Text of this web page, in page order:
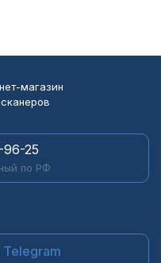
магазин
25
по РФ
Telegram